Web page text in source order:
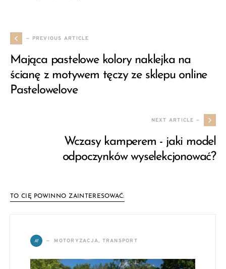
— PREVIOUS ARTICLE
Mająca pastelowe kolory naklejka na
ścianę z motywem tęczy ze sklepu online
Pastelowelove
NEXT ARTICLE —
Wczasy kamperem - jaki model
odpoczynków wyselekcjonować?
TO CIĘ POWINNO ZAINTERESOWAĆ:
M MOTORYZACJA, TRANSPORT